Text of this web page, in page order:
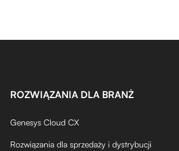
ROZWIĄZANIA DLA BRANŻ
Genesys Cloud CX
Rozwiązania dla sprzedaży i dystrybucji